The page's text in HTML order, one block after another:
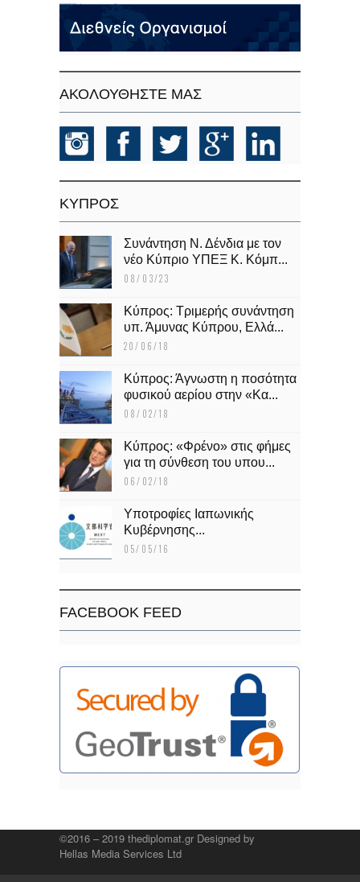
ΑΚΟΛΟΥΘΗΣΤΕ ΜΑΣ
KΥΠΡΟΣ
Συνάντηση Ν. Δένδια με τον
νέο Κύπριο ΥΠΕΞ Κ. Κόμπ...
08/03/23
Κύπρος: Τριμερής συνάντηση
υπ. Άμυνας Κύπρου, Ελλά...
20/06/18
Κύπρος: Άγνωστη η ποσότητα
φυσικού αερίου στην «Κα...
08/02/18
Κύπρος: «Φρένο» στις φήμες
για τη σύνθεση του υπου...
06/02/18
Υποτροφίες Ιαπωνικής
Κυβέρνησης...
05/05/16
FACEBOOK FEED
©2016 – 2019 thediplomat.gr Designed by
Hellas Media Services Ltd